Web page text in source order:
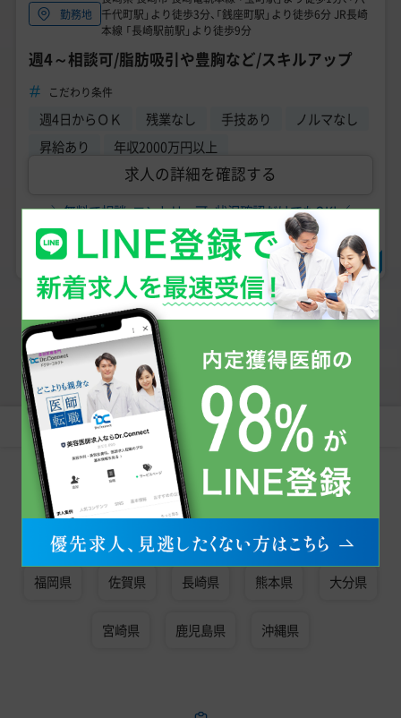
勤務地
千代町駅」より徒歩3分、「銭座町駅」より徒歩6分 JR長崎
本線 「長崎駅前駅」より徒歩9分
週4～相談可/脂肪吸引や豊胸など/スキルアップ
こだわり条件
週4日からＯＫ 残業なし 手技あり
ノルマなし
昇給あり
年収2000万円以上
求人の詳細を確認する
＼無料で相談・エントリー可、状況確認だけでもOK!／
求人に問い合わせる
すべて 常勤 非常勤
同じエリアで美容医療の医師求人を探す
九州・沖縄
福岡県 佐賀県 長崎県 熊本県 大分県
宮崎県 鹿児島県 沖縄県